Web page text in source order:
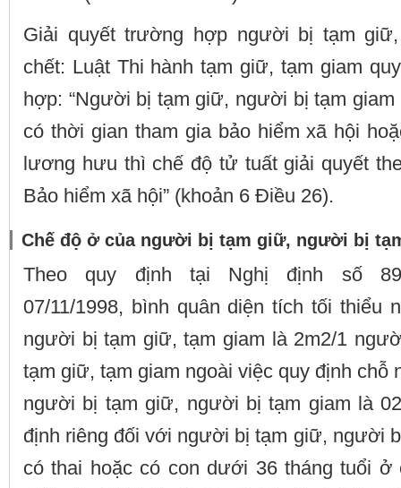
Giải quyết trường hợp người bị tạm
chết: Luật Thi hành tạm giữ, tạm giam
hợp: “Người bị tạm giữ, người bị tạm
có thời gian tham gia bảo hiểm xã hội
lương hưu thì chế độ tử tuất giải quyết
Bảo hiểm xã hội” (khoản 6 Điều 26).
Chế độ ở của người bị tạm giữ, người bị
Theo quy định tại Nghị định số 89/
07/11/1998, bình quân diện tích tối thiểu
người bị tạm giữ, tạm giam là 2m2/1
tạm giữ, tạm giam ngoài việc quy định chỗ
người bị tạm giữ, người bị tạm giam là
định riêng đối với người bị tạm giữ, người
có thai hoặc có con dưới 36 tháng tuổi